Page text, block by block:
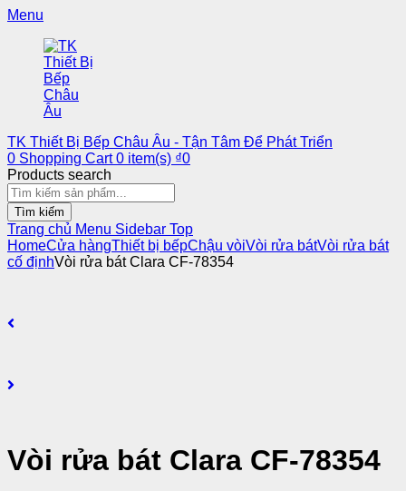
Menu
TK Thiết Bị Bếp Châu Âu - Tận Tâm Để Phát Triển
0 Shopping Cart 0 item(s) ₫0
Products search
Tìm kiếm
Trang chủ Menu Sidebar Top
HomeCửa hàngThiết bị bếpChậu vòiVòi rửa bátVòi rửa bát
cố địnhVòi rửa bát Clara CF-78354
Vòi rửa bát Clara CF-78354